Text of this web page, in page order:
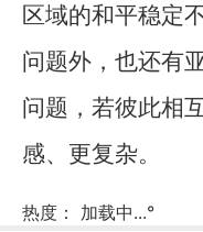
区域的和平稳定
问题外，也还有
问题，若彼此相
感、更复杂。
热度： 加载中...°